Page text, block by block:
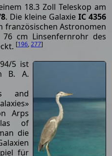
18.3 Zoll Teleskop am
. Die kleine Galaxie IC 4356
französischen Astronomen
cm Linsenfernrohr des
[196,277]
5 ist
B. A.
and
Arps
of
die
für